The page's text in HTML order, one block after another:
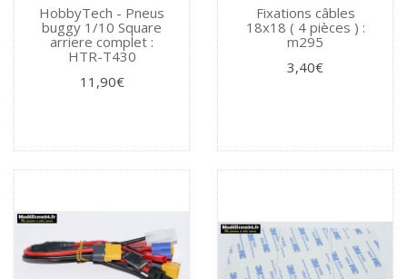
HobbyTech - Pneus
buggy 1/10 Square
arriere complet :
HTR-T430
11,90€
Fixations câbles
18x18 ( 4 pièces ) :
m295
3,40€